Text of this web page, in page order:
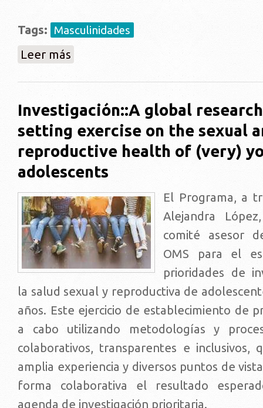
Tags: Masculinidades
Leer más
Investigación::A global
setting exercise on the sexual
reproductive health of (very)
adolescents
El Programa, a
Alejandra
comité asesor
OMS para el
prioridades de
la salud sexual y reproductiva de
años. Este ejercicio de establecimiento de
a cabo utilizando metodologías y
colaborativos, transparentes e inclusivos,
amplia experiencia y diversos puntos de
forma colaborativa el resultado
agenda de investigación prioritaria.